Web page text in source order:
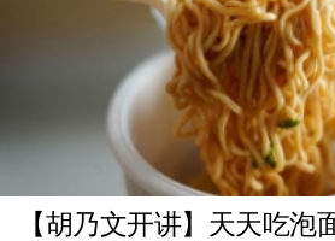
【胡乃文开讲】天天吃泡